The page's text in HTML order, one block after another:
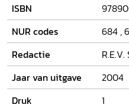
terreinen had Kees
zijn onderwijs maar ook in
onderzoekers. Hij was voor
minst omdat voor hem
muziek' was.
ISBN
NUR codes
684 ,
Redactie
Jaar van uitgave
2004
Druk
1